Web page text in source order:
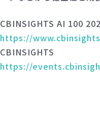
CBINSIGHTS AI 100
https://
CBINSIGHTS
https://